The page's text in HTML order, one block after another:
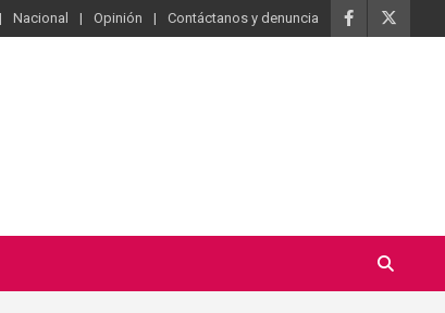
Nacional Opinión Contáctanos y denuncia